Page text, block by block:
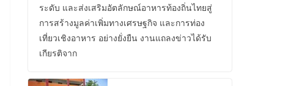
ระดับ และส่งเสริมอัตลักษณ์อาหารท้องถิ่นไทยสู่
การสร้างมูลค่าเพิ่มทางเศรษฐกิจ และการท่อง
เที่ยวเชิงอาหาร อย่างยั่งยืน งานแถลงข่าวได้รับ
เกียรติจาก